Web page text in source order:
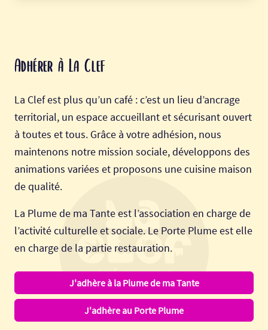
Adhérer à La Clef
La Clef est plus qu’un café : c’est un lieu d’ancrage
territorial, un espace accueillant et sécurisant ouvert
à toutes et tous. Grâce à votre adhésion, nous
maintenons notre mission sociale, développons des
animations variées et proposons une cuisine maison
de qualité.
La Plume de ma Tante est l’association en charge de
l’activité culturelle et sociale. Le Porte Plume est elle
en charge de la partie restauration.
J'adhère à la Plume de ma Tante
J'adhère au Porte Plume